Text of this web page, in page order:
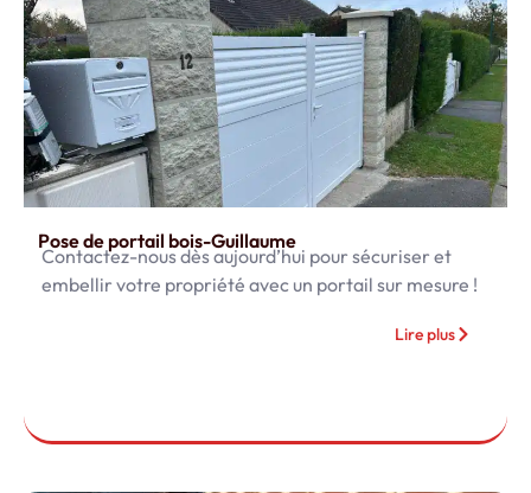
Pose de portail bois-Guillaume
Contactez-nous dès aujourd’hui pour sécuriser et
embellir votre propriété avec un portail sur mesure !
Lire plus